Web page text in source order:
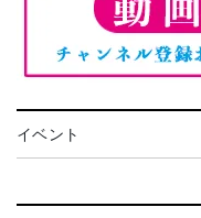
イベント